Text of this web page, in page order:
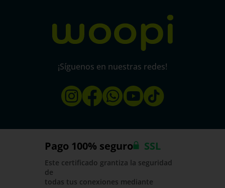
¡Síguenos en nuestras redes!
Pago 100% seguro SSL
Este certificado grantiza la seguridad
de
todas tus conexiones mediante